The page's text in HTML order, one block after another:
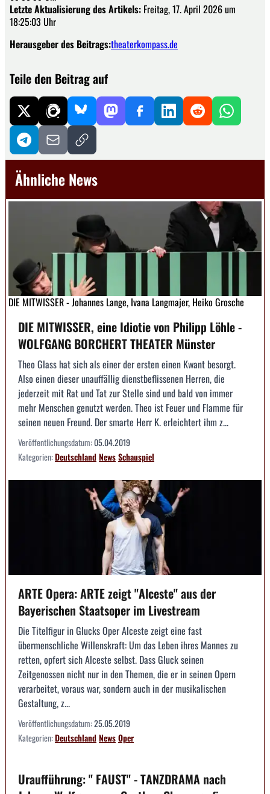
Letzte Aktualisierung des Artikels: Freitag, 17. April 2026 um
18:25:03 Uhr
Herausgeber des Beitrags:theaterkompass.de
Teile den Beitrag auf
Ähnliche News
DIE MITWISSER - Johannes Lange, Ivana Langmajer, Heiko Grosche
DIE MITWISSER, eine Idiotie von Philipp Löhle -
WOLFGANG BORCHERT THEATER Münster
Theo Glass hat sich als einer der ersten einen Kwant besorgt.
Also einen dieser unauffällig dienstbeflissenen Herren, die
jederzeit mit Rat und Tat zur Stelle sind und bald von immer
mehr Menschen genutzt werden. Theo ist Feuer und Flamme für
seinen neuen Freund. Der smarte Herr K. erleichtert ihm z...
Veröffentlichungsdatum:05.04.2019
Kategorien:DeutschlandNewsSchauspiel
ARTE Opera: ARTE zeigt "Alceste" aus der
Bayerischen Staatsoper im Livestream
Die Titelfigur in Glucks Oper Alceste zeigt eine fast
übermenschliche Willenskraft: Um das Leben ihres Mannes zu
retten, opfert sich Alceste selbst. Dass Gluck seinen
Zeitgenossen nicht nur in den Themen, die er in seinen Opern
verarbeitet, voraus war, sondern auch in der musikalischen
Gestaltung, z...
Veröffentlichungsdatum:25.05.2019
Kategorien:DeutschlandNewsOper
Uraufführung: " FAUST" - TANZDRAMA nach